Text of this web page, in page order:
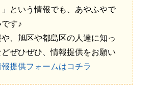
という情報でも、あやふやで
す♪
、旭区や都島区の人達に知っ
ぜひぜひ、情報提供をお願い
提供フォームはコチラ